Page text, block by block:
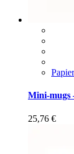
Mini-mugs
25,76 €